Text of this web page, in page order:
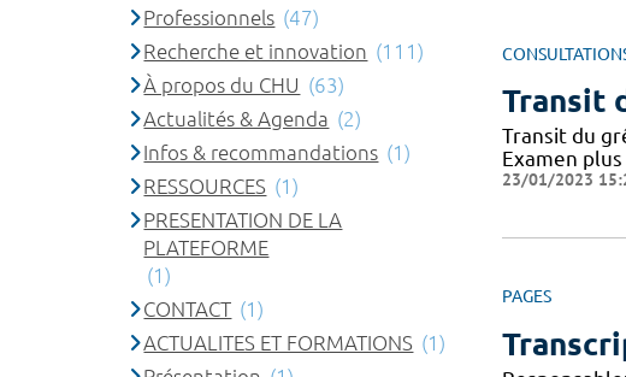
Transit
Transit du
Examen
23/01/2023
PAGES
Professionnels (47)
Recherche et innovation (111)
À propos du CHU (63)
Actualités & Agenda (2)
Infos & recommandations (1)
RESSOURCES (1)
PRESENTATION DE LA
PLATEFORME
(1)
CONTACT (1)
ACTUALITES ET FORMATIONS (1)